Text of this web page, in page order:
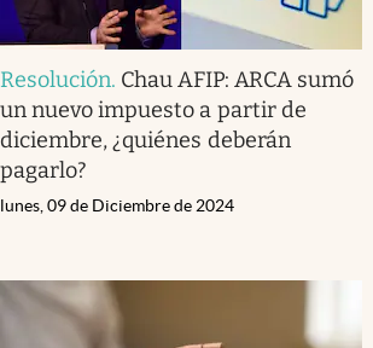
Resolución. Chau AFIP: ARCA sumó
un nuevo impuesto a partir de
diciembre, ¿quiénes deberán
pagarlo?
lunes, 09 de Diciembre de 2024